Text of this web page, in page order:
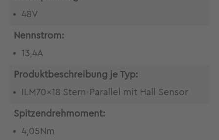
48V
Nennstrom:
13,4A
Produktbeschreibung je Typ:
ILM70x18 Stern-Parallel mit Hall Sensor
Spitzendrehmoment:
4,05Nm